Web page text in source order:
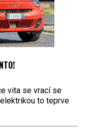
vita se vrací se
to teprve